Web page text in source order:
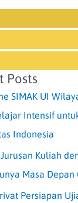
Posts
SIMAK UI
Intensif
Indonesia
Kuliah
Masa Depan
Persiapan